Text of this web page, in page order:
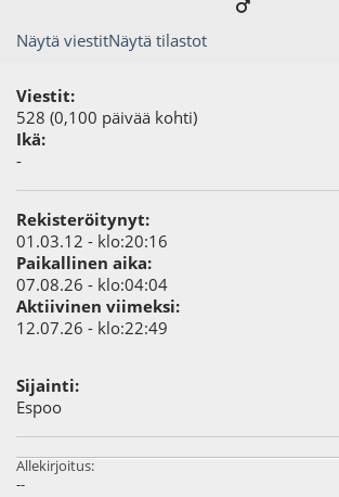
Näytä viestitNäytä tilastot
Viestit:
528 (0,100 päivää kohti)
Ikä:
-
Rekisteröitynyt:
01.03.12 - klo:20:16
Paikallinen aika:
07.08.26 - klo:04:04
Aktiivinen viimeksi:
12.07.26 - klo:22:49
Sijainti:
Espoo
Allekirjoitus:
--